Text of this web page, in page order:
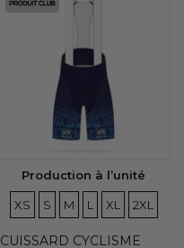
Production à l’unité
TAILLES
XS
TAILLES
S
TAILLES
M
TAILLES
L
TAILLES
XL 2XL
CUISSARD CYCLISME